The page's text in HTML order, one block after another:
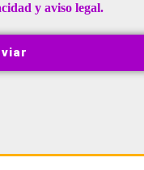
y aviso legal.